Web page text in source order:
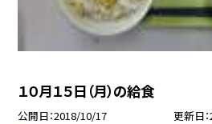
１０月１５日（月）の給食
公開日 2018/10/17 更新日